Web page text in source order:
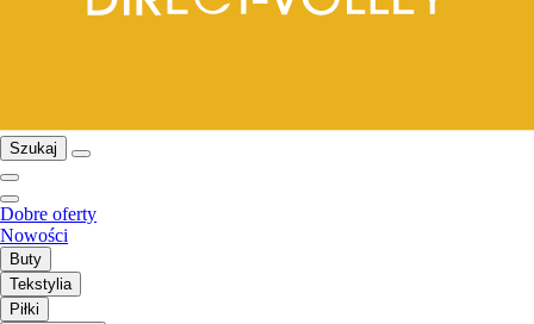
Szukaj
Dobre oferty
Nowości
Buty
Tekstylia
Piłki